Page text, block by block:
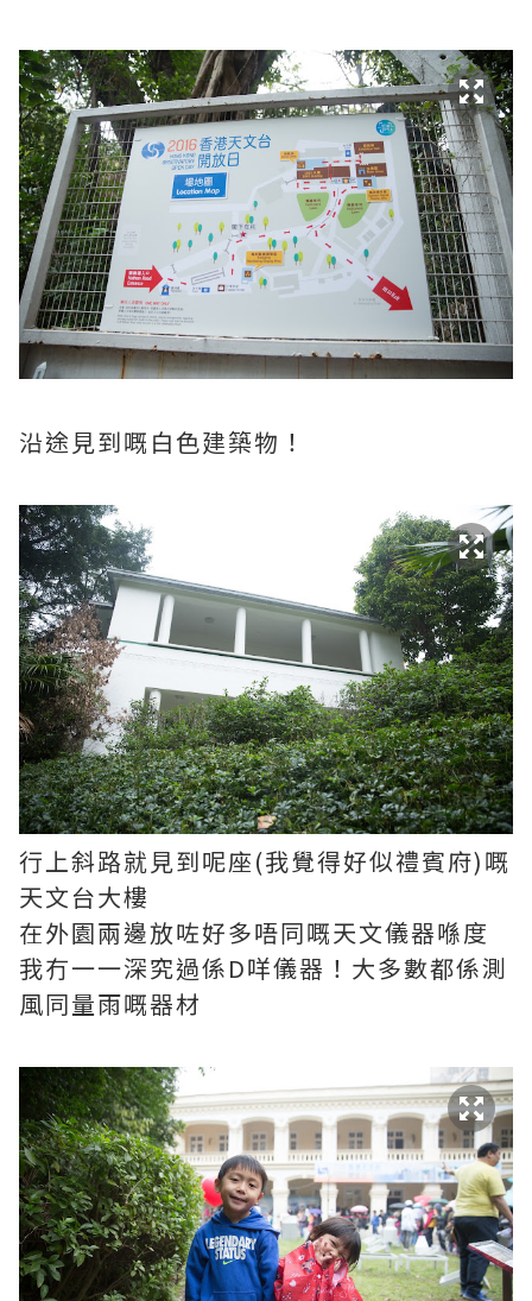
沿途見到嘅白色建築物！
行上斜路就見到呢座(我覺得好似禮賓府)嘅
天文台大樓
在外園兩邊放咗好多唔同嘅天文儀器喺度
我冇一一深究過係D咩儀器！大多數都係測
風同量雨嘅器材